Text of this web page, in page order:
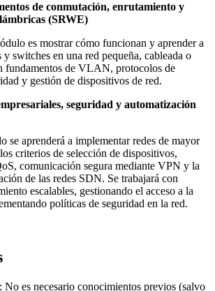
de conmutación, enrutamiento y
(SRWE)
es mostrar cómo funcionan y aprender a
switches en una red pequeña, cableada o
fundamentos de VLAN, protocolos de
y gestión de dispositivos de red.
seguridad y automatización
se aprenderá a implementar redes de mayor
criterios de selección de dispositivos,
comunicación segura mediante VPN y la
de las redes SDN. Se trabajará con
escalables, gestionando el acceso a la
políticas de seguridad en la red.
No es necesario conocimientos previos (salvo